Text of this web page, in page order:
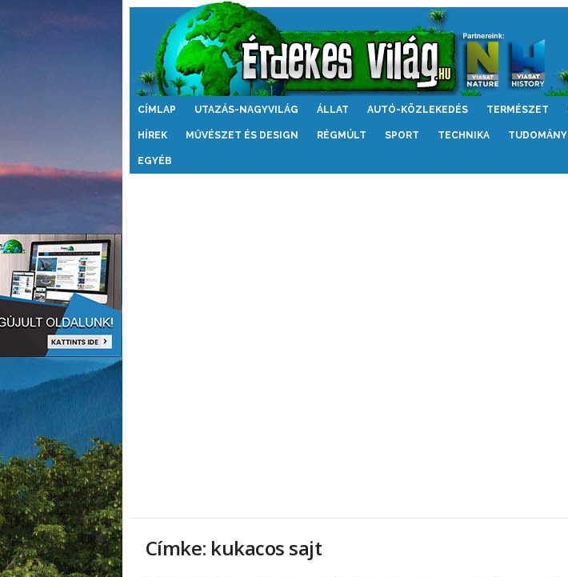
Érdekes
CÍMLAP UTAZÁS-NAGYVILÁG ÁLLAT AUTÓ-KÖZLEKEDÉS TERMÉSZET
HÍREK MŰVÉSZET ÉS DESIGN RÉGMÚLT SPORT TECHNIKA TUDOMÁNY
EGYÉB
Címke: kukacos sajt